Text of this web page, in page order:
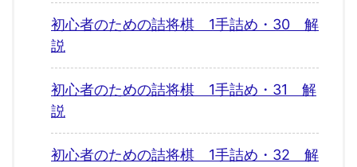
初心者のための詰将棋 1手詰め・30 解
説
初心者のための詰将棋 1手詰め・31 解
説
初心者のための詰将棋 1手詰め・32 解